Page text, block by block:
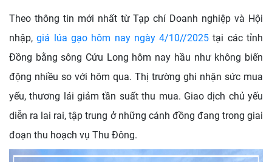
Theo thông tin mới nhất từ Tạp chí Doanh nghiệp và Hội
nhập,giá lúa gạo hôm nay ngày 4/10//2025 tại các tỉnh
Đồng bằng sông Cửu Long hôm nay hầu như không biến
động nhiều so với hôm qua. Thị trường ghi nhận sức mua
yếu, thương lái giảm tần suất thu mua. Giao dịch chủ yếu
diễn ra lai rai, tập trung ở những cánh đồng đang trong giai
đoạn thu hoạch vụ Thu Đông.